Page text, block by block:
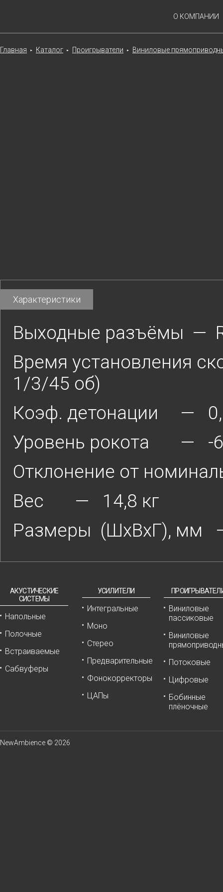
О КОМПАНИИ
Главная ► Каталог ► Проигрыватели ► Виниловые
Характеристики
Выходные разъёмы —
Время установления
1/3/45 об)
Коэф. детонации —
Уровень рокота — -
Отклонение от
Вес — 14,8 кг
Размеры (ШхВхГ), мм
АКУСТИЧЕСКИЕ
СИСТЕМЫ
Напольные
Полочные
Встраиваемые
Сабвуферы
УСИЛИТЕЛИ
Интегральные
Моно
Стерео
Предварительные
Фонокорректоры
ЦАПы
Виниловые
пассиковые
Виниловые
Потоковые
Цифровые
Бобинные
плёночные
NewAmbience © 2026